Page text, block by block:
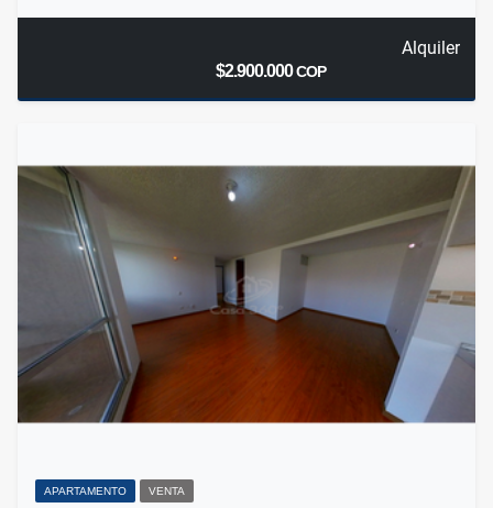
Alquiler
$2.900.000COP
APARTAMENTO VENTA